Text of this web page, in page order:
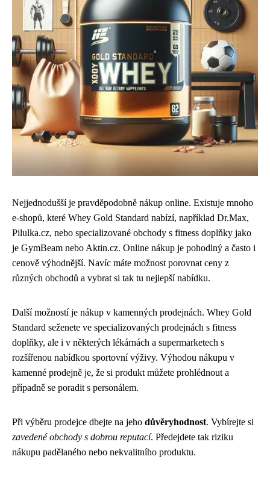
Nejjednodušší je pravděpodobně nákup online. Existuje mnoho
e-shopů, které Whey Gold Standard nabízí, například Dr.Max,
Pilulka.cz, nebo specializované obchody s fitness doplňky jako
je GymBeam nebo Aktin.cz. Online nákup je pohodlný a často i
cenově výhodnější. Navíc máte možnost porovnat ceny z
různých obchodů a vybrat si tak tu nejlepší nabídku.
Další možností je nákup v kamenných prodejnách. Whey Gold
Standard seženete ve specializovaných prodejnách s fitness
doplňky, ale i v některých lékárnách a supermarketech s
rozšířenou nabídkou sportovní výživy. Výhodou nákupu v
kamenné prodejně je, že si produkt můžete prohlédnout a
případně se poradit s personálem.
Při výběru prodejce dbejte na jeho důvěryhodnost. Vybírejte si
zavedené obchody s dobrou reputací. Předejdete tak riziku
nákupu padělaného nebo nekvalitního produktu.